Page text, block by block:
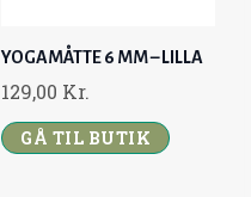
YOGAMÅTTE 6 MM – LILLA
129,00 Kr.
GÅ TIL BUTIK